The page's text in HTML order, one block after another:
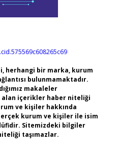
herhangi bir marka, kurum
bulunmamaktadır.
makaleler
alan içerikler haber niteliği
ve kişiler hakkında
kurum ve kişiler ile isim
Sitemizdeki bilgiler
taşımazlar.